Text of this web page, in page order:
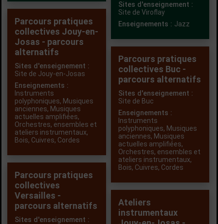
Sites d'enseignement :
Site de Viroflay
Enseignements : Jazz
Parcours pratiques
collectives Jouy-en-
Josas - parcours
alternatifs
Sites d'enseignement :
Site de Jouy-en-Josas
Enseignements :
Instruments
polyphoniques, Musiques
anciennes, Musiques
actuelles amplifiées,
Orchestres, ensembles et
ateliers instrumentaux,
Bois, Cuivres, Cordes
Parcours pratiques
collectives Buc -
parcours alternatifs
Sites d'enseignement :
Site de Buc
Enseignements :
Instruments
polyphoniques, Musiques
anciennes, Musiques
actuelles amplifiées,
Orchestres, ensembles et
ateliers instrumentaux,
Bois, Cuivres, Cordes
Parcours pratiques
collectives
Versailles -
parcours alternatifs
Sites d'enseignement :
Ateliers
instrumentaux